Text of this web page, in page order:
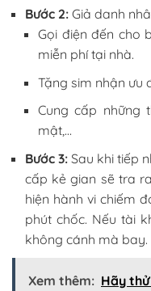
Bước 2: Giả danh
Gọi điện đến cho
miễn phí tại nhà.
Tặng sim nhận ưu
Cung cấp những
mật,…
Bước 3: Sau khi tiếp
cấp kẻ gian sẽ tra
hiện hành vi chiếm
phút chốc. Nếu tài
không cánh mà bay.
Xem thêm: Hãy